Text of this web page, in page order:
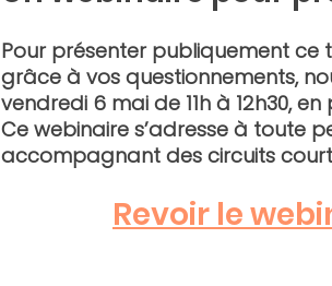
Pour présenter publiquement
grâce à vos questionnements,
vendredi 6 mai de 11h à 12h30, en
Ce webinaire s’adresse à toute
accompagnant des circuits
Revoir le